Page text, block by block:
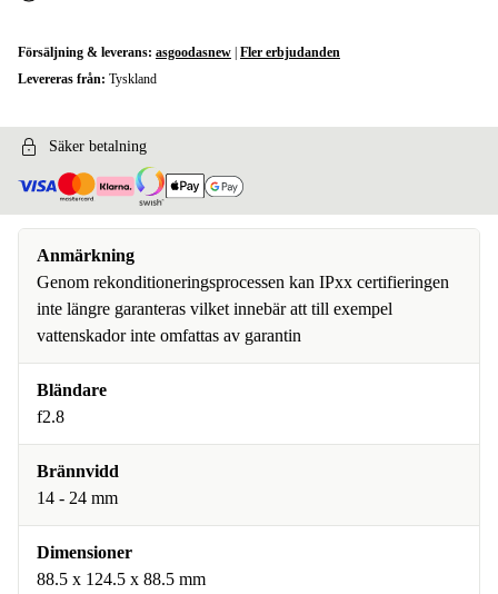
Försäljning & leverans: asgoodasnew Fler erbjudanden
Levereras från: Tyskland
Säker betalning
Anmärkning
Genom rekonditioneringsprocessen kan IPxx certifieringen
inte längre garanteras vilket innebär att till exempel
vattenskador inte omfattas av garantin
Bländare
f2.8
Brännvidd
14 - 24 mm
Dimensioner
88.5 x 124.5 x 88.5 mm